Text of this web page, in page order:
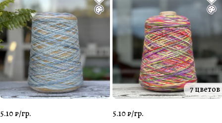
5.10 ₽/гр.
7 цветов
5.10 ₽/гр.